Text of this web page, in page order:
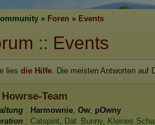
» Foren » Events
:: Events
lies die Hilfe. Die meisten Antworten auf
Team
: Harmownie, Ow, pOwny
: Catspirit, Dat_Bunny, Kleines